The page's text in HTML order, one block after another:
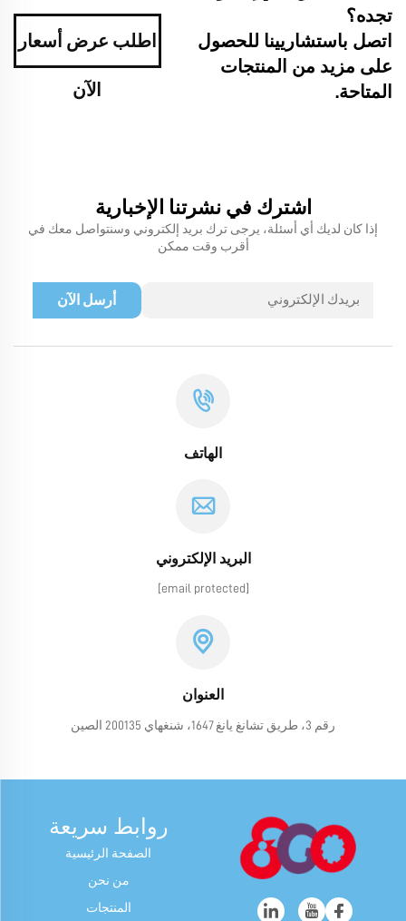
تجده؟
اتصل باستشاريينا للحصول
على مزيد من المنتجات
المتاحة.
اطلب عرض أسعار
الآن
اشترك في نشرتنا الإخبارية
إذا كان لديك أي أسئلة، يرجى ترك بريد إلكتروني وسنتواصل معك في
أقرب وقت ممكن
أرسل الآن
الهاتف
البريد الإلكتروني
[email protected]
العنوان
رقم 3، طريق تشانغ يانغ 1647، شنغهاي 200135 الصين
روابط سريعة
الصفحة الرئيسية
من نحن
المنتجات